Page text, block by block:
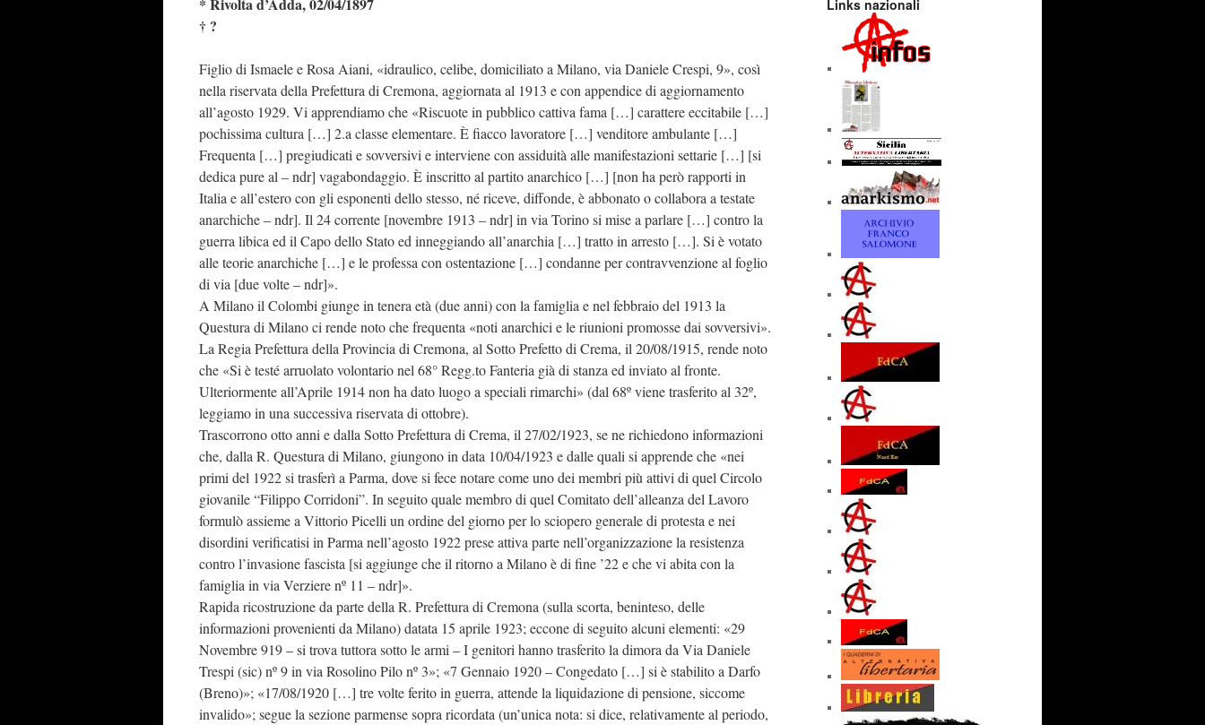
† ?
Figlio di Ismaele e Rosa Aiani, «idraulico, celibe, domiciliato a Milano, via Daniele Crespi, 9», così
nella riservata della Prefettura di Cremona, aggiornata al 1913 e con appendice di aggiornamento
all’agosto 1929. Vi apprendiamo che «Riscuote in pubblico cattiva fama […] carattere eccitabile […]
pochissima cultura […] 2.a classe elementare. È fiacco lavoratore […] venditore ambulante […]
Frequenta […] pregiudicati e sovversivi e interviene con assiduità alle manifestazioni settarie […] [si
dedica pure al – ndr] vagabondaggio. È inscritto al partito anarchico […] [non ha però rapporti in
Italia e all’estero con gli esponenti dello stesso, né riceve, diffonde, è abbonato o collabora a testate
anarchiche – ndr]. Il 24 corrente [novembre 1913 – ndr] in via Torino si mise a parlare […] contro la
guerra libica ed il Capo dello Stato ed inneggiando all’anarchia […] tratto in arresto […]. Si è votato
alle teorie anarchiche […] e le professa con ostentazione […] condanne per contravvenzione al foglio
di via [due volte – ndr]».
A Milano il Colombi giunge in tenera età (due anni) con la famiglia e nel febbraio del 1913 la
Questura di Milano ci rende noto che frequenta «noti anarchici e le riunioni promosse dai sovversivi».
La Regia Prefettura della Provincia di Cremona, al Sotto Prefetto di Crema, il 20/08/1915, rende noto
che «Si è testé arruolato volontario nel 68° Regg.to Fanteria già di stanza ed inviato al fronte.
Ulteriormente all’Aprile 1914 non ha dato luogo a speciali rimarchi» (dal 68º viene trasferito al 32º,
leggiamo in una successiva riservata di ottobre).
Trascorrono otto anni e dalla Sotto Prefettura di Crema, il 27/02/1923, se ne richiedono informazioni
che, dalla R. Questura di Milano, giungono in data 10/04/1923 e dalle quali si apprende che «nei
primi del 1922 si trasferì a Parma, dove si fece notare come uno dei membri più attivi di quel Circolo
giovanile “Filippo Corridoni”. In seguito quale membro di quel Comitato dell’alleanza del Lavoro
formulò assieme a Vittorio Picelli un ordine del giorno per lo sciopero generale di protesta e nei
disordini verificatisi in Parma nell’agosto 1922 prese attiva parte nell’organizzazione la resistenza
contro l’invasione fascista [si aggiunge che il ritorno a Milano è di fine ’22 e che vi abita con la
famiglia in via Verziere nº 11 – ndr]».
Rapida ricostruzione da parte della R. Prefettura di Cremona (sulla scorta, beninteso, delle
informazioni provenienti da Milano) datata 15 aprile 1923; eccone di seguito alcuni elementi: «29
Novembre 919 – si trova tuttora sotto le armi – I genitori hanno trasferito la dimora da Via Daniele
Trespi (sic) nº 9 in via Rosolino Pilo nº 3»; «7 Gennaio 1920 – Congedato […] si è stabilito a Darfo
(Breno)»; «17/08/1920 […] tre volte ferito in guerra, attende la liquidazione di pensione, siccome
invalido»; segue la sezione parmense sopra ricordata (un’unica nota: si dice, relativamente al periodo,
Links nazionali